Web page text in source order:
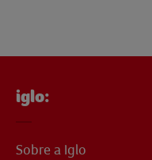
iglo:
Sobre a Iglo